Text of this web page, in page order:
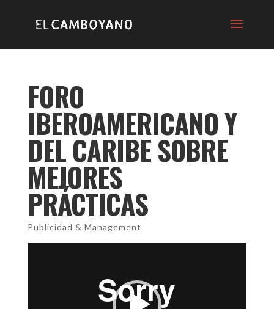
FORO
IBEROAMERICANO Y
DEL CARIBE SOBRE
MEJORES
PRÁCTICAS
Publicidad & Management